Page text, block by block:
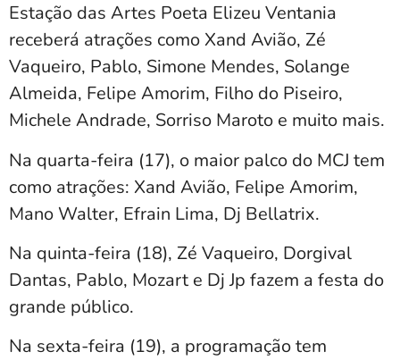
Estação das Artes Poeta Elizeu Ventania
receberá atrações como Xand Avião, Zé
Vaqueiro, Pablo, Simone Mendes, Solange
Almeida, Felipe Amorim, Filho do Piseiro,
Michele Andrade, Sorriso Maroto e muito mais.
Na quarta-feira (17), o maior palco do MCJ tem
como atrações: Xand Avião, Felipe Amorim,
Mano Walter, Efrain Lima, Dj Bellatrix.
Na quinta-feira (18), Zé Vaqueiro, Dorgival
Dantas, Pablo, Mozart e Dj Jp fazem a festa do
grande público.
Na sexta-feira (19), a programação tem